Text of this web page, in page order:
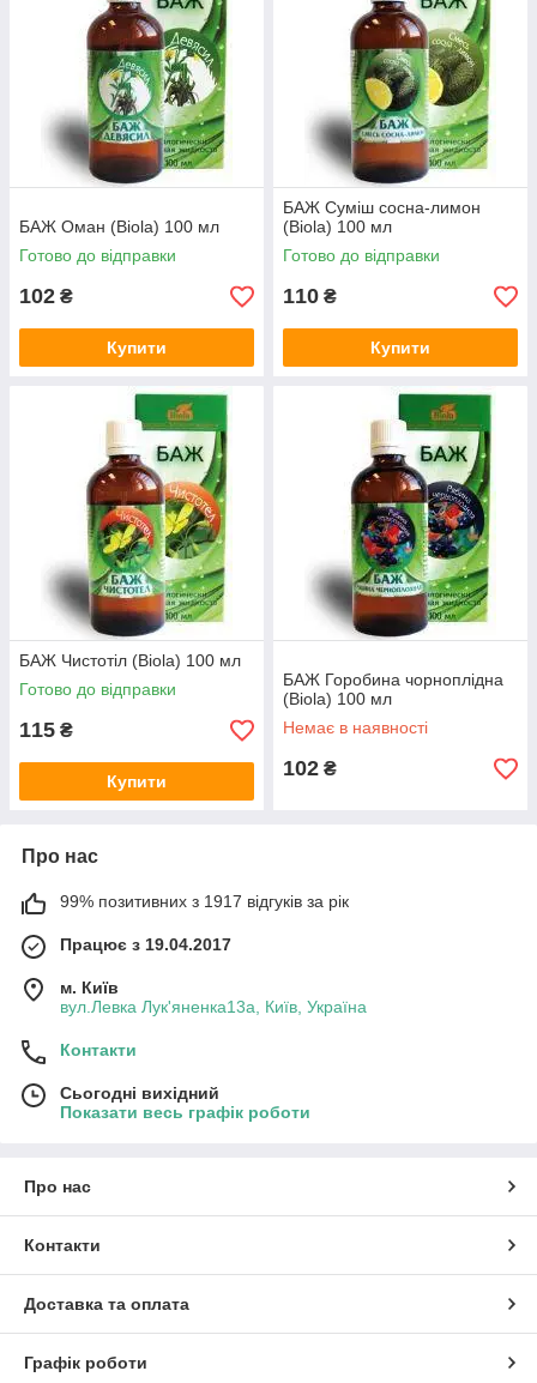
БАЖ Оман (Biola) 100 мл
Готово до відправки
102 ₴
Купити
БАЖ Суміш сосна-лимон
(Biola) 100 мл
Готово до відправки
110 ₴
Купити
БАЖ Чистотіл (Biola) 100 мл
Готово до відправки
115 ₴
Купити
БАЖ Горобина чорноплідна
(Biola) 100 мл
Немає в наявності
102 ₴
Про нас
99% позитивних з 1917 відгуків за рік
Працює з 19.04.2017
м. Київ
вул.Левка Лук'яненка13а, Київ, Україна
Контакти
Сьогодні вихідний
Показати весь графік роботи
Про нас
Контакти
Доставка та оплата
Графік роботи